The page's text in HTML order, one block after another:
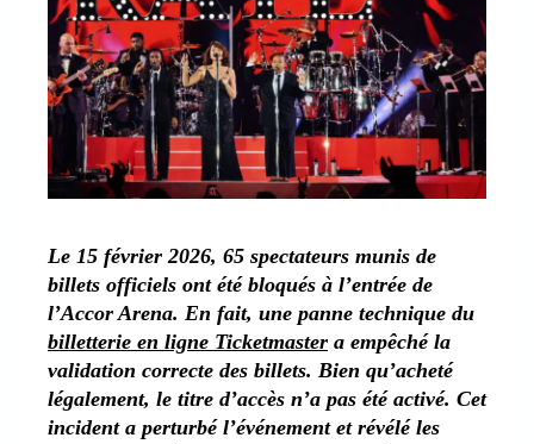
Le 15 février 2026, 65 spectateurs munis de
billets officiels ont été bloqués à l’entrée de
l’Accor Arena. En fait, une panne technique du
billetterie en ligne Ticketmaster a empêché la
validation correcte des billets. Bien qu’acheté
légalement, le titre d’accès n’a pas été activé. Cet
incident a perturbé l’événement et révélé les